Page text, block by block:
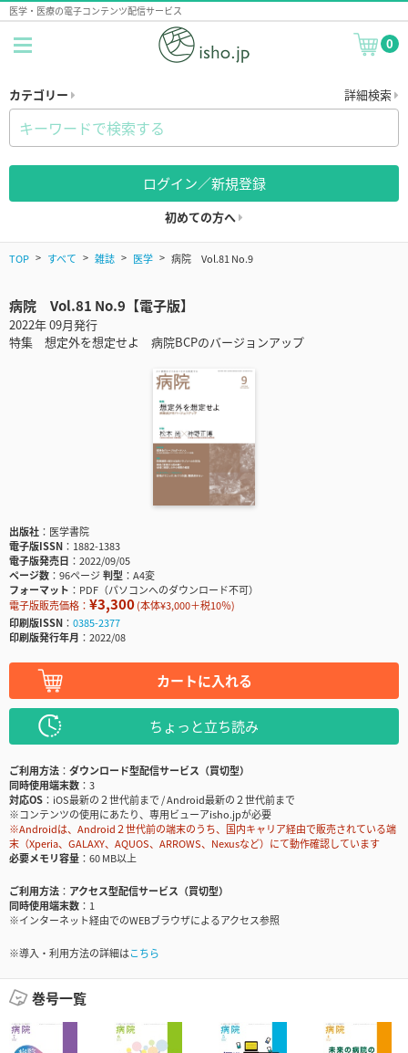
医学・医療の電子コンテンツ配信サービス
0
カテゴリー 詳細検索
ログイン／新規登録
初めての方へ
TOP すべて 雑誌 医学 病院 Vol.81 No.9
病院 Vol.81 No.9【電子版】
2022年 09月発行
特集 想定外を想定せよ 病院BCPのバージョンアップ
出版社
医学書院
電子版ISSN
1882-1383
電子版発売日
2022/09/05
ページ数
96ページ判型
A4変
フォーマット
PDF（パソコンへのダウンロード不可）
電子版販売価格： ¥3,300(本体¥3,000＋税10％)
印刷版ISSN
0385-2377
印刷版発行年月
2022/08
カートに入れる
ちょっと立ち読み
ご利用方法
ダウンロード型配信サービス（買切型）
同時使用端末数
3
対応OS
iOS最新の２世代前まで / Android最新の２世代前まで
※コンテンツの使用にあたり、専用ビューアisho.jpが必要
※Androidは、Android２世代前の端末のうち、国内キャリア経由で販売されている端
末（Xperia、GALAXY、AQUOS、ARROWS、Nexusなど）にて動作確認しています
必要メモリ容量
60 MB以上
ご利用方法
アクセス型配信サービス（買切型）
同時使用端末数
1
※インターネット経由でのWEBブラウザによるアクセス参照
※導入・利用方法の詳細はこちら
巻号一覧